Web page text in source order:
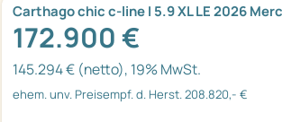
Carthago chic c-line I 5.9 XL LE 2026
172.900 €
145.294 € (netto), 19% MwSt.
ehem. unv. Preisempf. d. Herst. 208.820,- €